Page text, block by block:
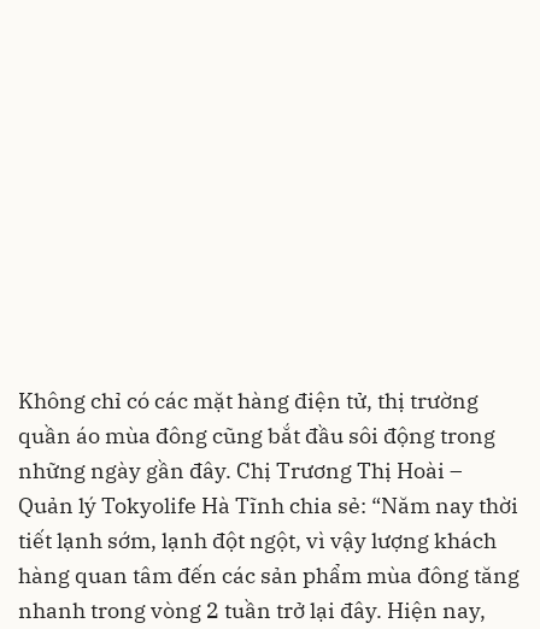
Không chỉ có các mặt hàng điện tử, thị trường
quần áo mùa đông cũng bắt đầu sôi động trong
những ngày gần đây. Chị Trương Thị Hoài –
Quản lý Tokyolife Hà Tĩnh chia sẻ: “Năm nay thời
tiết lạnh sớm, lạnh đột ngột, vì vậy lượng khách
hàng quan tâm đến các sản phẩm mùa đông tăng
nhanh trong vòng 2 tuần trở lại đây. Hiện nay,